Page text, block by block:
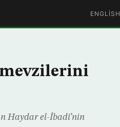
ENGLISH
mevzilerini
Haydar el-İbadi’nin